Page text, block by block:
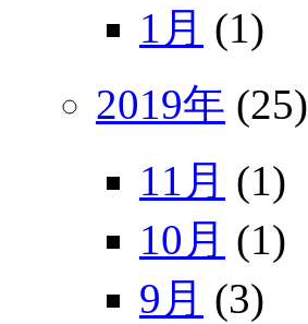
1月 (1)
2019年 (25)
11月 (1)
10月 (1)
9月 (3)